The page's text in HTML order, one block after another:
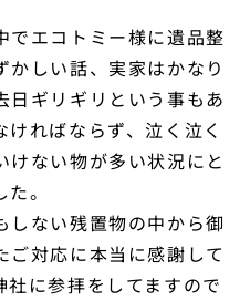
でエコトミー様に遺品整
しい話、実家はかなり
日ギリギリという事もあ
ればならず、泣く泣く
ない物が多い状況にと
。
しない残置物の中から御
対応に本当に感謝して
に参拝をしてますので